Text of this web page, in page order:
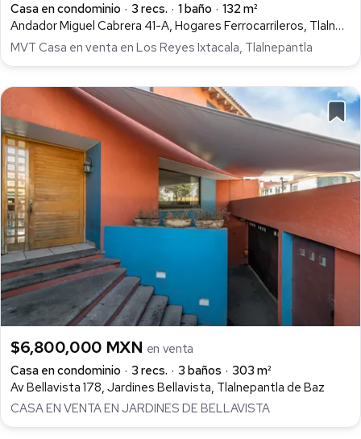
Casa en condominio
3 recs. 1 baño
132 m²
Andador Miguel Cabrera 41-A, Hogares Ferrocarrileros, Tlalnepantla de Baz
MVT Casa en venta en Los Reyes Ixtacala, Tlalnepantla
$6,800,000 MXN en venta
Casa en condominio
3 recs. 3 baños
303 m²
Av Bellavista 178, Jardines Bellavista, Tlalnepantla de Baz
CASA EN VENTA EN JARDINES DE BELLAVISTA